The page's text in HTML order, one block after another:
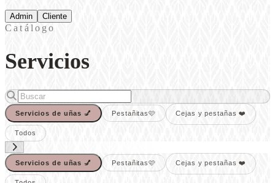
Admin Cliente
Catálogo
Servicios
Servicios de uñas 💅 Pestañitas🩷 Cejas y pestañas ❤️
Todos
Servicios de uñas 💅 Pestañitas🩷 Cejas y pestañas ❤️